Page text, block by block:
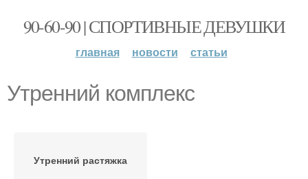
90-60-90 | СПОРТИВНЫЕ ДЕВУШКИ
главная новости статьи
Утренний комплекс
Утренний растяжка